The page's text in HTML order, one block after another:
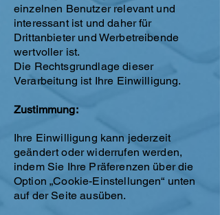
einzelnen Benutzer relevant und
interessant ist und daher für
Drittanbieter und Werbetreibende
wertvoller ist.
Die Rechtsgrundlage dieser
Verarbeitung ist Ihre Einwilligung.
Zustimmung:
Ihre Einwilligung kann jederzeit
geändert oder widerrufen werden,
indem Sie Ihre Präferenzen über die
Option „Cookie-Einstellungen“ unten
auf der Seite ausüben.